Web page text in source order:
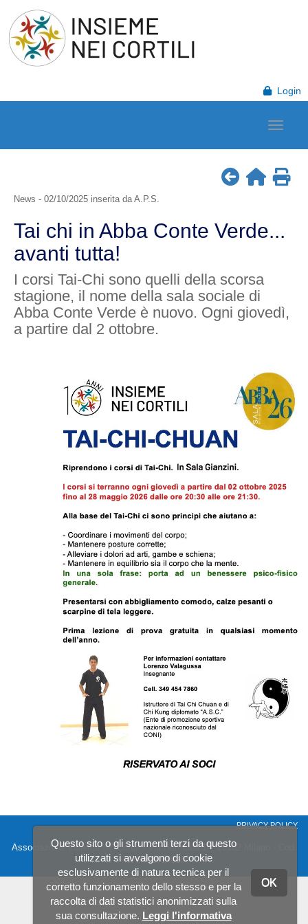
Login
News - 02/10/2025 inserita da A.P.S.
Tai chi in Abba Conte Verde...
avanti tutta!
I corsi Tai-Chi sono quelli della scorsa
stagione, il nome della sala sociale di
Abba Conte Verde è nuovo. Ogni giovedì,
a partire dal 2 ottobre.
PRIVACY POLICY
Associazione Insieme nei Cortili - Via Hermada 14, 20162 Milano - Cod.
Fis. 97710140159
Questo sito o gli strumenti terzi da questo
utilizzati si avvalgono di cookie
esclusivamente di natura tecnica per il
corretto funzionamento dello stesso e per la
raccolta di dati statistici anonimizzati sulla
sua consultazione. Leggi l'informativa
OK